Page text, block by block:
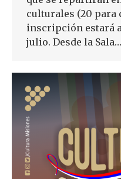
culturales (20 para
inscripción estará
julio. Desde la Sala…